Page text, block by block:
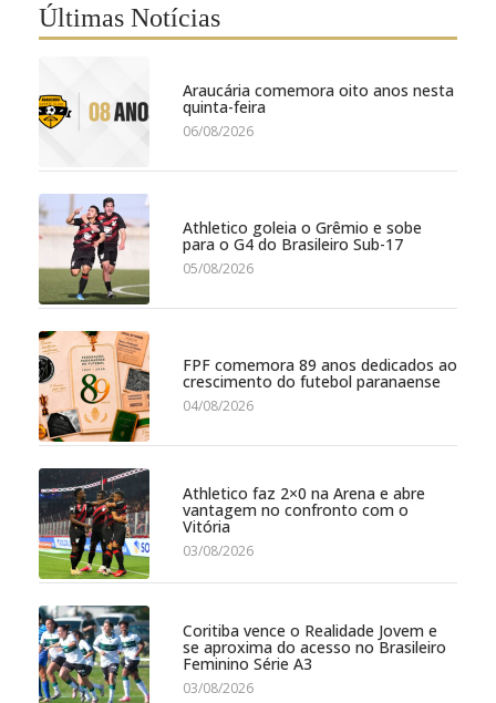
Últimas Notícias
Araucária comemora oito anos nesta
quinta-feira
06/08/2026
Athletico goleia o Grêmio e sobe
para o G4 do Brasileiro Sub-17
05/08/2026
FPF comemora 89 anos dedicados ao
crescimento do futebol paranaense
04/08/2026
Athletico faz 2×0 na Arena e abre
vantagem no confronto com o
Vitória
03/08/2026
Coritiba vence o Realidade Jovem e
se aproxima do acesso no Brasileiro
Feminino Série A3
03/08/2026